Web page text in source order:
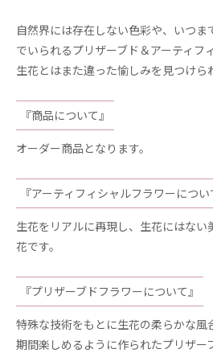
自然界には存在しない色彩や、いつま
でいられるプリザーブド＆アーティフ
生花とはまた違った愉しみを見つけら
『商品について』
オーダー商品となります。
『アーティフィシャルフラワーについ
生花をリアルに再現し、生花にはない
花です。
『プリザーブドフラワーについて』
特殊な技術をもとに生花の柔らかな風
期間楽しめるように作られたプリザー